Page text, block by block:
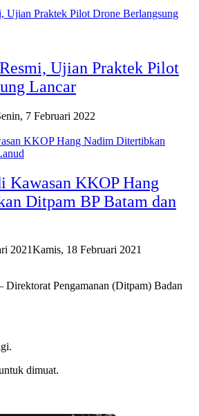
Ujian Praktek Pilot
Lancar
7 Februari 2022
KKOP Hang
Ditpam BP Batam dan
2021Kamis, 18 Februari 2021
Direktorat Pengamanan (Ditpam) Badan
dimuat.